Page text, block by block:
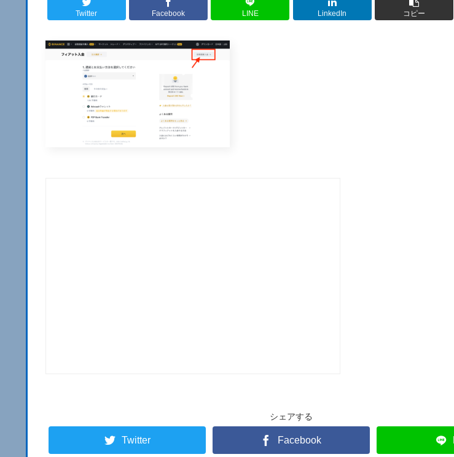
Twitter Facebook LINE LinkedIn コピー
シェアする
Twitter Facebook